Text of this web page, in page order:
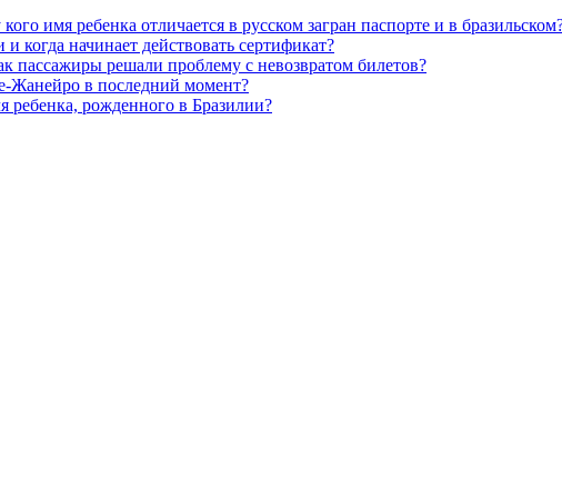
имя ребенка отличается в русском загран паспорте и в
когда начинает действовать сертификат?
пассажиры решали проблему с невозвратом билетов?
Жанейро в последний момент?
ребенка, рожденного в Бразилии?